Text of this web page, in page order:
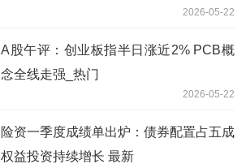
2026-05-22
A股午评：创业板指半日涨近2% PCB概
念全线走强_热门
2026-05-22
险资一季度成绩单出炉：债券配置占五成
权益投资持续增长 最新